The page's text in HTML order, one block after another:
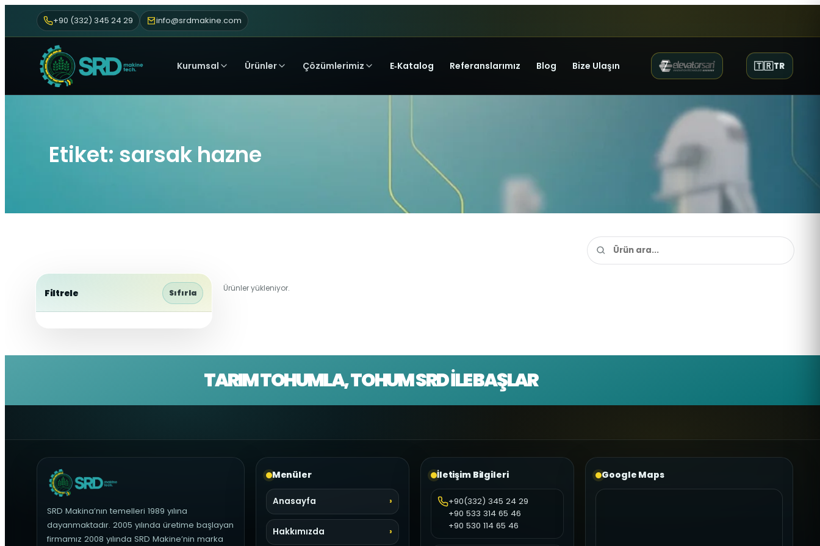
+90 (332) 345 24 29 info@srdmakine.com
Kurumsal Ürünler Çözümlerimiz E‑Katalog Referanslarımız Blog Bize Ulaşın 🇹🇷TR
Etiket: sarsak hazne
Filtrele Sıfırla Ürünler yükleniyor.
TARIM TOHUMLA, TOHUM SRD İLE BAŞLAR
SRD Makina’nın temelleri 1989 yılına
dayanmaktadır. 2005 yılında üretime başlayan
firmamız 2008 yılında SRD Makine’nin marka
Menüler
Anasayfa
Hakkımızda
İletişim Bilgileri
+90(332) 345 24 29
+90 533 314 65 46
+90 530 114 65 46
Google Maps